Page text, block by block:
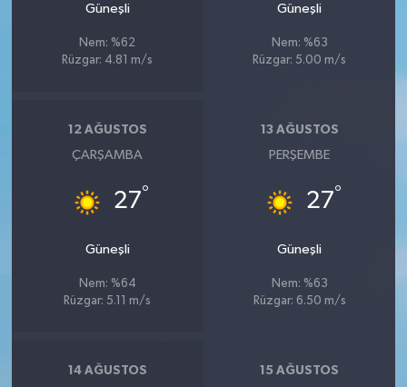
Güneşli
Nem: %62
Rüzgar: 4.81 m/s
Güneşli
Nem: %63
Rüzgar: 5.00 m/s
12 AĞUSTOS
ÇARŞAMBA
27°
Güneşli
Nem: %64
Rüzgar: 5.11 m/s
13 AĞUSTOS
PERŞEMBE
27°
Güneşli
Nem: %63
Rüzgar: 6.50 m/s
14 AĞUSTOS 15 AĞUSTOS